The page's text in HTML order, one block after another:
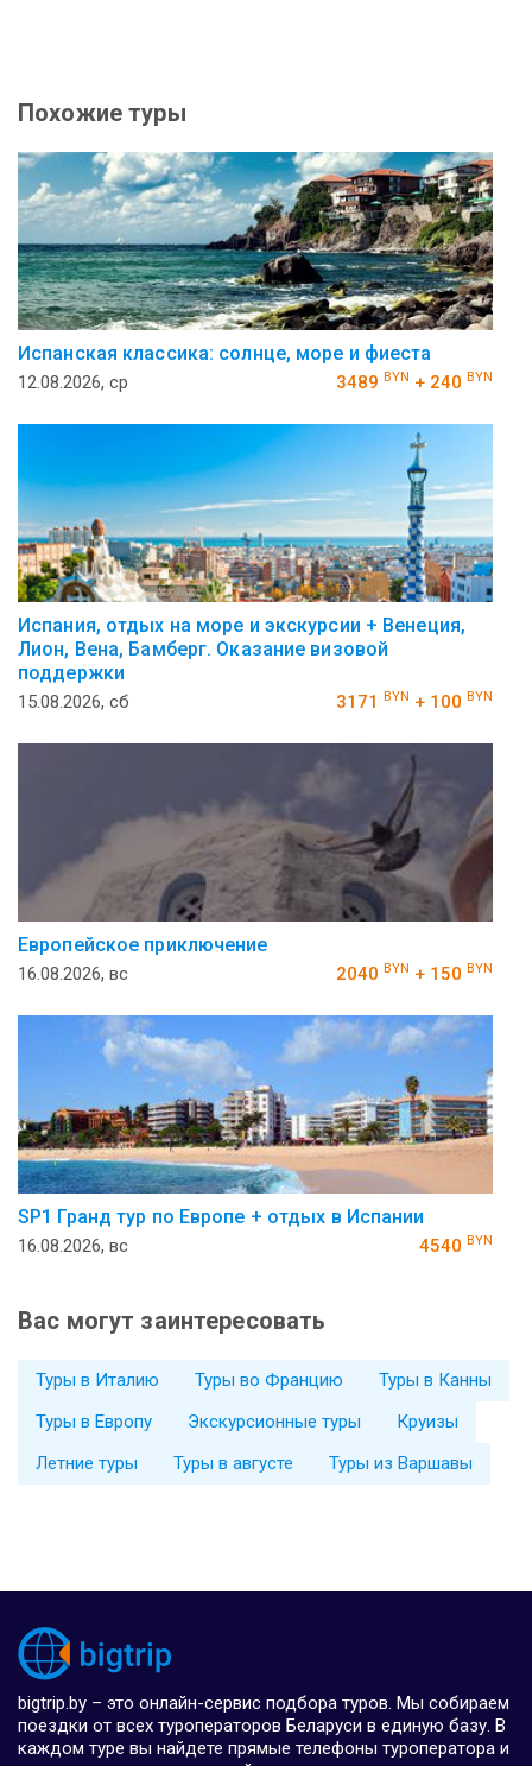
Похожие туры
Испанская классика: солнце, море и фиеста
12.08.2026, ср 3489 BYN + 240 BYN
Испания, отдых на море и экскурсии + Венеция,
Лион, Вена, Бамберг. Оказание визовой
поддержки
15.08.2026, сб 3171 BYN + 100 BYN
Европейское приключение
16.08.2026, вс 2040 BYN + 150 BYN
SP1 Гранд тур по Европе + отдых в Испании
16.08.2026, вс 4540 BYN
Вас могут заинтересовать
Туры в Италию Туры во Францию
Туры в Канны
Туры в Европу
Экскурсионные туры
Круизы
Летние туры
Туры в августе Туры из Варшавы
bigtrip.by – это онлайн-сервис подбора туров. Мы собираем
поездки от всех туроператоров Беларуси в единую базу. В
каждом туре вы найдете прямые телефоны туроператора и